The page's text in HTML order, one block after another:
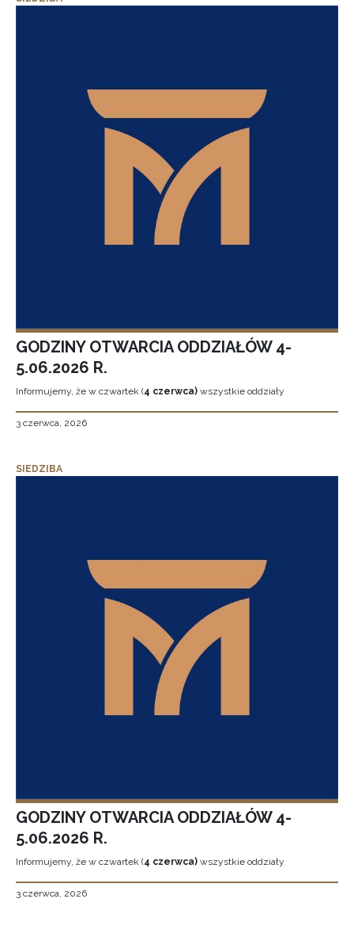
GODZINY OTWARCIA ODDZIAŁÓW 4-
5.06.2026 R.
Informujemy, że w czwartek (4 czerwca) wszystkie oddziały
3 czerwca, 2026
SIEDZIBA
GODZINY OTWARCIA ODDZIAŁÓW 4-
5.06.2026 R.
Informujemy, że w czwartek (4 czerwca) wszystkie oddziały
3 czerwca, 2026